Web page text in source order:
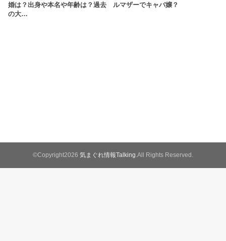
婚は？出身や本名や年齢は？過去
の大…
ルマザーでキャバ嬢？
©Copyright2026 気まぐれ情報Talking .All Rights Reserved.